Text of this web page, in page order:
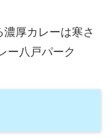
厚カレーは寒さ
ー八戸パーク